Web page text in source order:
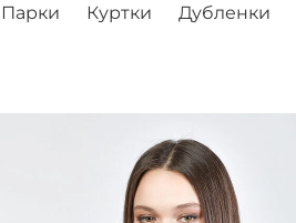
Парки Куртки Дубленки